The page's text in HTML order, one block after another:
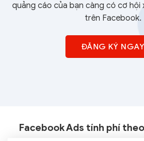
quảng cáo của bạn càng có cơ hội
trên Facebook.
ĐĂNG KÝ NGAY
Facebook Ads tính phí